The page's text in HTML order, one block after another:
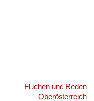
Fluchen und Reden
Oberösterreich